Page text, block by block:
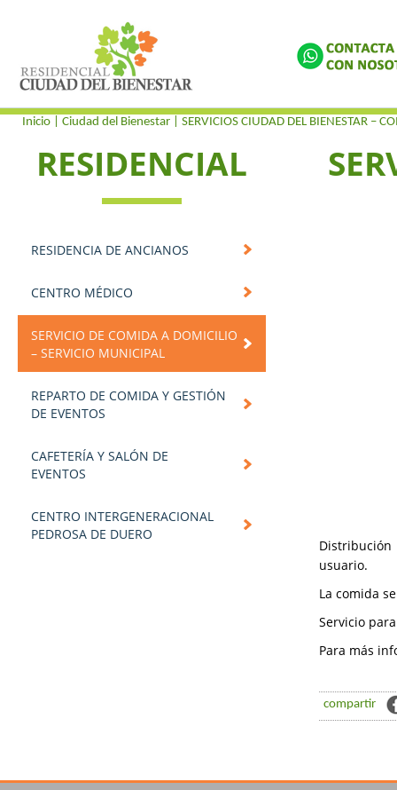
Inicio | Ciudad del Bienestar | SERVICIOS CIUDAD DEL BIENESTAR –
RESIDENCIAL
RESIDENCIA DE ANCIANOS
CENTRO MÉDICO
SERVICIO DE COMIDA A DOMICILIO
– SERVICIO MUNICIPAL
REPARTO DE COMIDA Y GESTIÓN
DE EVENTOS
CAFETERÍA Y SALÓN DE
EVENTOS
CENTRO INTERGENERACIONAL
PEDROSA DE DUERO
usuario.
La comida
Servicio
Para más
compartir